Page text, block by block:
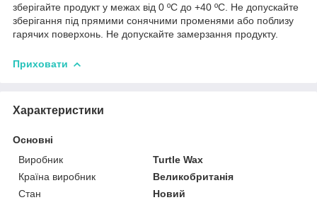
зберігайте продукт у межах від 0 ºC до +40 ºC. Не допускайте
зберігання під прямими сонячними променями або поблизу
гарячих поверхонь. Не допускайте замерзання продукту.
Приховати
Характеристики
Основні
Виробник
Turtle Wax
Країна виробник
Великобританія
Стан
Новий